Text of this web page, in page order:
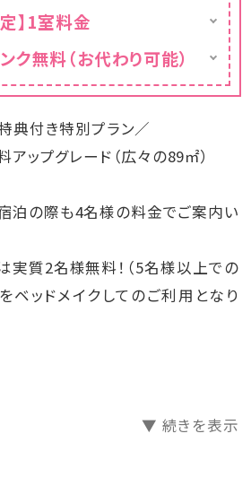
】1室料金
場合、実質2名様が無料とな
ク無料（お代わり可能）
ューハイ、ノンアルコールビ
ミネラルウォーター、沖縄バ
アイス
典付き特別プラン／
アップグレード（広々の89㎡）
泊の際も4名様の料金でご案内い
質2名様無料！（5名様以上での
ベッドメイクしてのご利用となり
家電を備えております。オーシャン
▼ 続きを表示